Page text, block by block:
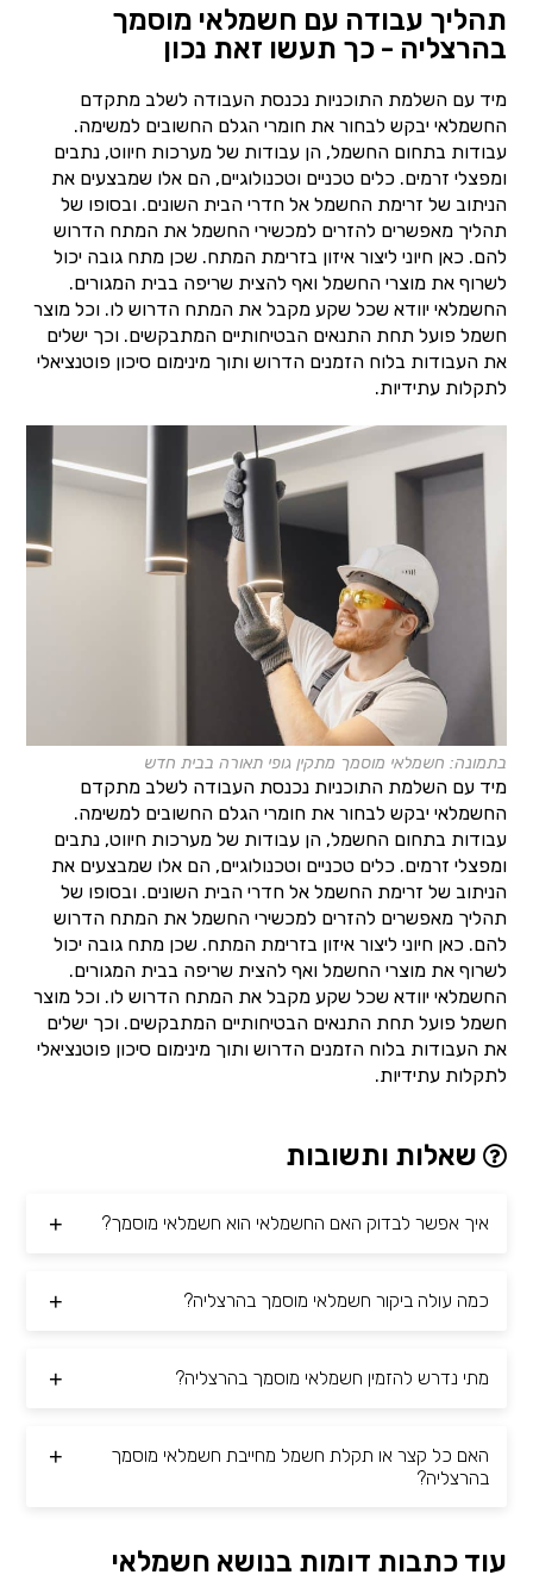
תהליך עבודה עם חשמלאי מוסמך
בהרצליה - כך תעשו זאת נכון
מיד עם השלמת התוכניות נכנסת העבודה לשלב מתקדם
החשמלאי יבקש לבחור את חומרי הגלם החשובים למשימה.
עבודות בתחום החשמל, הן עבודות של מערכות חיווט, נתבים
ומפצלי זרמים. כלים טכניים וטכנולוגיים, הם אלו שמבצעים את
הניתוב של זרימת החשמל אל חדרי הבית השונים. ובסופו של
תהליך מאפשרים להזרים למכשירי החשמל את המתח הדרוש
להם. כאן חיוני ליצור איזון בזרימת המתח. שכן מתח גובה יכול
לשרוף את מוצרי החשמל ואף להצית שריפה בבית המגורים.
החשמלאי יוודא שכל שקע מקבל את המתח הדרוש לו. וכל מוצר
חשמל פועל תחת התנאים הבטיחותיים המתבקשים. וכך ישלים
את העבודות בלוח הזמנים הדרוש ותוך מינימום סיכון פוטנציאלי
לתקלות עתידיות.
בתמונה: חשמלאי מוסמך מתקין גופי תאורה בבית חדש
מיד עם השלמת התוכניות נכנסת העבודה לשלב מתקדם
החשמלאי יבקש לבחור את חומרי הגלם החשובים למשימה.
עבודות בתחום החשמל, הן עבודות של מערכות חיווט, נתבים
ומפצלי זרמים. כלים טכניים וטכנולוגיים, הם אלו שמבצעים את
הניתוב של זרימת החשמל אל חדרי הבית השונים. ובסופו של
תהליך מאפשרים להזרים למכשירי החשמל את המתח הדרוש
להם. כאן חיוני ליצור איזון בזרימת המתח. שכן מתח גובה יכול
לשרוף את מוצרי החשמל ואף להצית שריפה בבית המגורים.
החשמלאי יוודא שכל שקע מקבל את המתח הדרוש לו. וכל מוצר
חשמל פועל תחת התנאים הבטיחותיים המתבקשים. וכך ישלים
את העבודות בלוח הזמנים הדרוש ותוך מינימום סיכון פוטנציאלי
לתקלות עתידיות.
שאלות ותשובות
איך אפשר לבדוק האם החשמלאי הוא חשמלאי מוסמך?
כמה עולה ביקור חשמלאי מוסמך בהרצליה?
מתי נדרש להזמין חשמלאי מוסמך בהרצליה?
האם כל קצר או תקלת חשמל מחייבת חשמלאי מוסמך
בהרצליה?
עוד כתבות דומות בנושא חשמלאי